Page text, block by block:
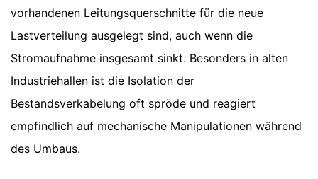
vorhandenen Leitungsquerschnitte für die neue
Lastverteilung ausgelegt sind, auch wenn die
Stromaufnahme insgesamt sinkt. Besonders in alten
Industriehallen ist die Isolation der
Bestandsverkabelung oft spröde und reagiert
empfindlich auf mechanische Manipulationen während
des Umbaus.